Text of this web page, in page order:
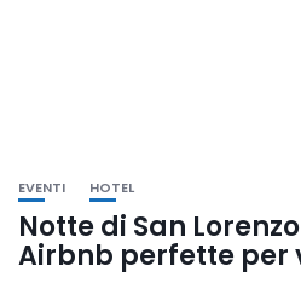
EVENTI HOTEL
Notte di San
Airbnb perfette per